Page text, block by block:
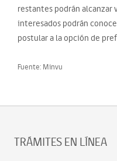
restantes podrán alcanzar
interesados podrán
postular a la opción de
Fuente: Minvu
TRÁMITES EN LÍNEA